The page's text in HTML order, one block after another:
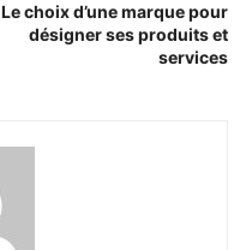
Le choix d’une marque pour
désigner ses produits et
services